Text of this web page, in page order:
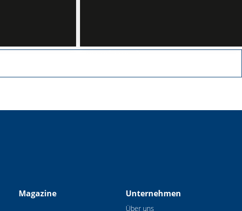
Magazine Unternehmen
Über uns